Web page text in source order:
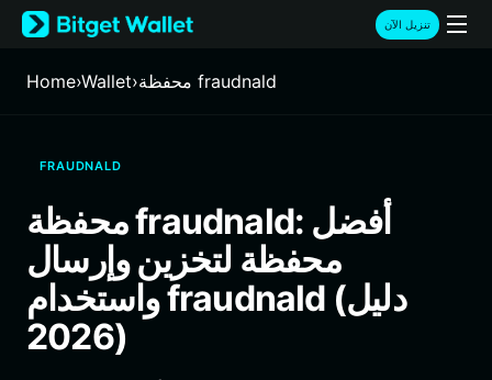
English
日本語
Русский
Italiano
Deutsch
简体中文
繁體中文
Português (Portugal)
Bahasa Indonesia
ภาษาไทย
تنزيل الآن
Home›Wallet› محفظة fraudnald
FRAUDNALD
محفظة fraudnald: أفضل
محفظة لتخزين وإرسال
واستخدام fraudnald (دليل
2026)